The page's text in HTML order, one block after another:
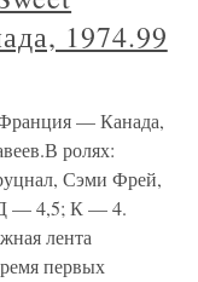
1974.99
— Канада,
ролях:
Сэми Фрей,
— 4,5; К — 4.
лента
первых